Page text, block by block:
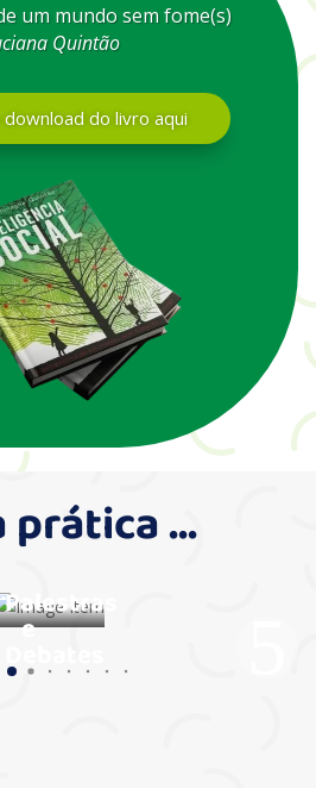
um mundo sem fome(s)
Quintão
download do livro aqui
prática ...
Palestras
e